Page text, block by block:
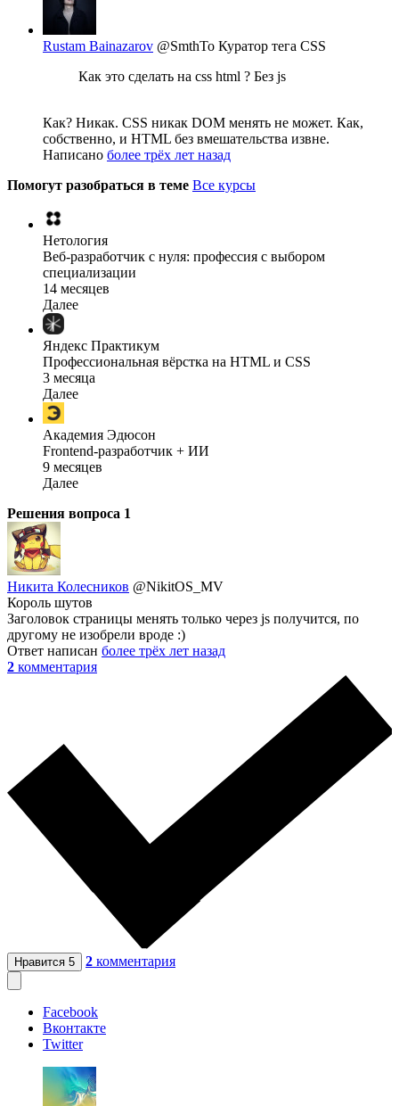
Rustam Bainazarov @SmthTo Куратор тега CSS
Как это сделать на css html ? Без js
Как? Никак. CSS никак DOM менять не может. Как,
собственно, и HTML без вмешательства извне.
Написано более трёх лет назад
Помогут разобраться в теме Все курсы
Нетология
Веб-разработчик с нуля: профессия с выбором
специализации
14 месяцев
Далее
Яндекс Практикум
Профессиональная вёрстка на HTML и CSS
3 месяца
Далее
Академия Эдюсон
Frontend-разработчик + ИИ
9 месяцев
Далее
Решения вопроса 1
Никита Колесников @NikitOS_MV
Король шутов
Заголовок страницы менять только через js получится, по
другому не изобрели вроде :)
Ответ написан более трёх лет назад
2 комментария
Нравится 5 2 комментария
Facebook
Вконтакте
Twitter